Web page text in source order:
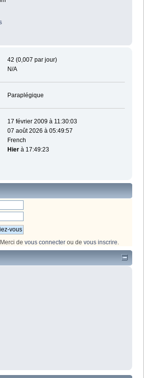
42 (0,007 par jour)
N/A
Paraplégique
17 février 2009 à 11:30:03
07 août 2026 à 05:49:57
French
Hierà 17:49:23
. Merci de vous connecter ou de vous inscrire